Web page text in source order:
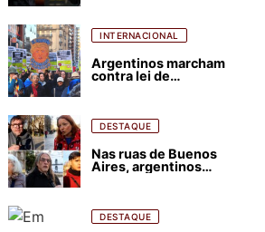
INTERNACIONAL
Argentinos marcham
contra lei de
florestais
DESTAQUE
Nas ruas de Buenos
Aires, argentinos
DESTAQUE